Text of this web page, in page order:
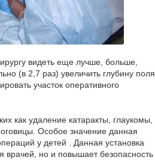
видеть еще лучше, больше,
(в 2,7 раз) увеличить глубину поля
участок оперативного
как удаление катаракты, глаукомы,
Особое значение данная
у детей . Данная установка
врачей, но и повышает безопасность